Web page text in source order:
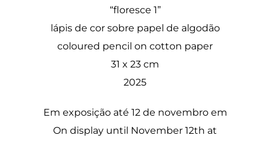
“floresce 1”
lápis de cor sobre papel de algodão
coloured pencil on cotton paper
31 x 23 cm
2025
Em exposição até 12 de novembro em
On display until November 12th at